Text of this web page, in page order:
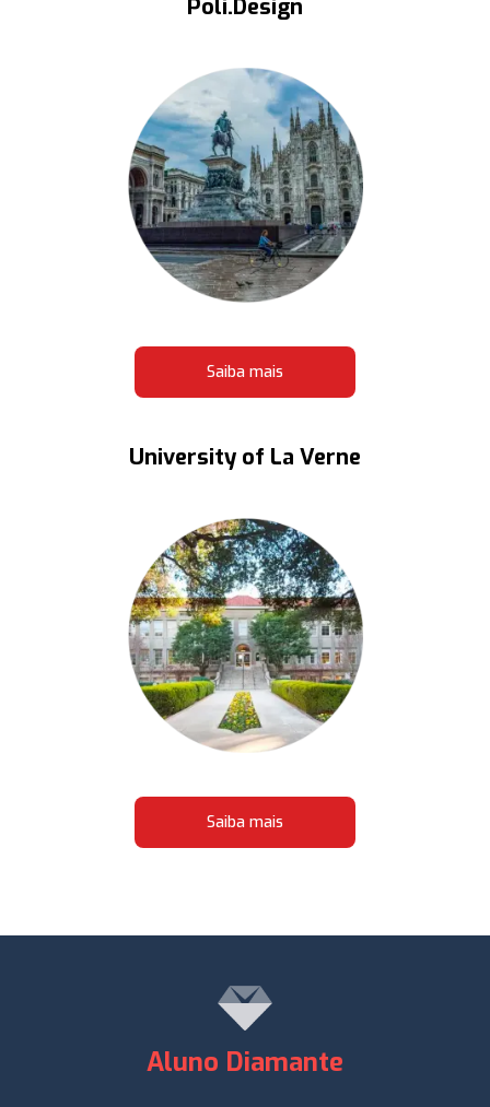
Poli.Design
Saiba mais
University of La Verne
Saiba mais
Aluno Diamante